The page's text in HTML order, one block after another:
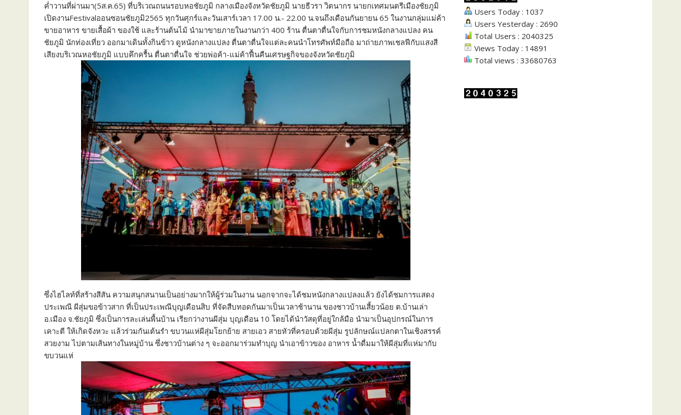
ค่ำวานที่ผ่านมา(5ส.ค.65) ที่บริเวณถนนรอบหอชัยภูมิ กลางเมืองจังหวัดชัยภูมิ นายธีวรา วิตนากร นายกเทศมนตรีเมืองชัยภูมิ
เปิดงานFestivalออนซอนชัยภูมิ2565 ทุกวันศุกร์และวันเสาร์เวลา 17.00 น.- 22.00 น.จนถึงเดือนกันยายน 65 ในงานกลุ่มแม่ค้า
ขายอาหาร ขายเสื้อผ้า ของใช้ และร้านต้นไม้ นำมาขายภายในงานกว่า 400 ร้าน ตื่นตาตื่นใจกับการชมหนังกลางแปลง คน
ชัยภูมิ นักท่องเที่ยว ออกมาเดินทั้งกินข้าว ดูหนังกลางแปลง ตื่นตาตื่นใจแต่ละคนนำโทรศัพท์มือถือ มาถ่ายภาพเชลฟีกับแสงสี
เสียงบริเวณหอชัยภูมิ แบบคึกครื้น ตื่นตาตื่นใจ ช่วยพ่อค้า-แม่ค้าฟื้นคืนเศรษฐกิจของจังหวัดชัยภูมิ
ซึ่งไฮไลท์ที่สร้างสีสัน ความสนุกสนานเป็นอย่างมากให้ผู้ร่วมในงาน นอกจากจะได้ชมหนังกลางแปลงแล้ว ยังได้ชมการแสดง
ประเพณี ผีสุ่มขอข้าวสาก ที่เป็นประเพณีบุญเดือนสิบ ที่จัดสืบทอดกันมาเป็นเวลาช้านาน ของชาวบ้านเสี้ยวน้อย ต.บ้านเล่า
อ.เมือง จ.ชัยภูมิ ซึ่งเป็นการละเล่นพื้นบ้าน เรียกว่างานผีสุ่ม บุญเดือน 10 โดยได้นำวัสดุที่อยู่ใกล้มือ นำมาเป็นอุปกรณ์ในการ
เคาะตี ให้เกิดจังหวะ แล้วร่วมกันเต้นรำ ขบวนแห่ผีสุ่มโยกย้าย สายเอว สายหัวที่ครอบด้วยผีสุ่ม รูปลักษณ์แปลกตาในเชิงสรรค์
สวยงาม ไปตามเส้นทางในหมู่บ้าน ซึ่งชาวบ้านต่าง ๆ จะออกมาร่วมทำบุญ นำเอาข้าวของ อาหาร น้ำดื่มมาให้ผีสุ่มที่แห่มากับ
ขบวนแห่
Users Today : 1037
Users Yesterday : 2690
Total Users : 2040325
Views Today : 14891
Total views : 33680763